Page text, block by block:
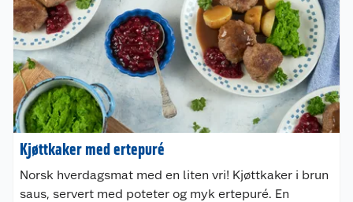
Kjøttkaker med ertepuré
Norsk hverdagsmat med en liten vri! Kjøttkaker i brun
saus, servert med poteter og myk ertepuré. En